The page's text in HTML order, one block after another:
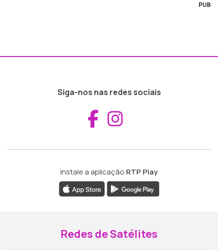
PUB
Siga-nos nas redes sociais
Aceder ao
Instale a aplicação RTP Play
Redes de Satélites